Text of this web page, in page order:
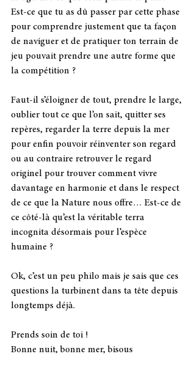
Est-ce que tu as dû passer par cette phase
pour comprendre justement que ta façon
de naviguer et de pratiquer ton terrain de
jeu pouvait prendre une autre forme que
la compétition ?
Faut-il s’éloigner de tout, prendre le large,
oublier tout ce que l’on sait, quitter ses
repères, regarder la terre depuis la mer
pour enfin pouvoir réinventer son regard
ou au contraire retrouver le regard
originel pour trouver comment vivre
davantage en harmonie et dans le respect
de ce que la Nature nous offre… Est-ce de
ce côté-là qu’est la véritable terra
incognita désormais pour l’espèce
humaine ?
Ok, c’est un peu philo mais je sais que ces
questions la turbinent dans ta tête depuis
longtemps déjà.
Prends soin de toi !
Bonne nuit, bonne mer, bisous